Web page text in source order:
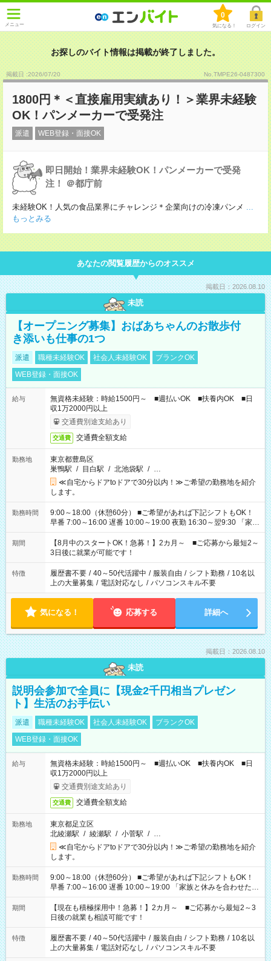
メニュー
0
気になる！ ログイン
お探しのバイト情報は掲載が終了しました。
掲載日 :2026/07/20 No.TMPE26-0487300
1800円＊＜直接雇用実績あり！＞業界未経験
OK！パンメーカーで受発注
派遣 WEB登録・面接OK
即日開始！業界未経験OK！パンメーカーで受発
注！ ＠都庁前
未経験OK！人気の食品業界にチャレンジ＊企業向けの冷凍パンメ ...
もっとみる
あなたの閲覧履歴からのオススメ
掲載日：2026.08.10
未読
【オープニング募集】おばあちゃんのお散歩付
き添いも仕事の1つ
派遣 職種未経験OK 社会人未経験OK
ブランクOK
WEB登録・面接OK
給与
無資格未経験：時給1500円～ ■週払いOK ■扶養内OK ■日
収1万2000円以上
交通費別途支給あり
交通費 交通費全額支給
勤務地
東京都豊島区
巣鴨駅 / 目白駅 / 北池袋駅 / …
≪自宅からドアtoドアで30分以内！≫ご希望の勤務地を紹介
します。
勤務時間
9:00～18:00（休憩60分） ■ご希望があれば下記シフトもOK！
早番 7:00～16:00 遅番 10:00～19:00 夜勤 16:30～翌9:30 「家族
と休みを合わせたい」 「余裕を持って夕飯の準備がしたい」
「できれば残業はしたくない」 など、ご希望を教えてください
ね。 ※Wワーク希望の方へ 今ご覧のお仕事で希望する勤務時間
と、もう1つのお仕事の勤務時間。 合計で週40時間を超える場
合は応募できません。
期間
【8月中のスタートOK！急募！】2カ月～ ■ご応募から最短2～
3日後に就業が可能です！
特徴 履歴書不要 / 40～50代活躍中 / 服装自由 / シフト勤務 / 10名以
上の大量募集 / 電話対応なし / パソコンスキル不要
気になる！ 応募する 詳細へ
掲載日：2026.08.10
未読
説明会参加で全員に【現金2千円相当プレゼン
ト】生活のお手伝い
派遣 職種未経験OK 社会人未経験OK
ブランクOK
WEB登録・面接OK
給与
無資格未経験：時給1500円～ ■週払いOK ■扶養内OK ■日
収1万2000円以上
交通費別途支給あり
交通費 交通費全額支給
勤務地
東京都足立区
北綾瀬駅 / 綾瀬駅 / 小菅駅 / …
≪自宅からドアtoドアで30分以内！≫ご希望の勤務地を紹介
します。
勤務時間
9:00～18:00（休憩60分） ■ご希望があれば下記シフトもOK！
早番 7:00～16:00 遅番 10:00～19:00 「家族と休みを合わせた
い」 「余裕を持って夕飯の準備がしたい」 「できれば残業はし
たくない」 など、ご希望を教えてくださいね。 ※Wワーク希望
の方へ 今ご覧のお仕事で希望する勤務時間と、もう1つのお仕事
の勤務時間。 合計で週40時間を超える場合は応募できません。
期間
【現在も積極採用中！急募！】2カ月～ ■ご応募から最短2～3
日後の就業も相談可能です！
特徴 履歴書不要 / 40～50代活躍中 / 服装自由 / シフト勤務 / 10名以
上の大量募集 / 電話対応なし / パソコンスキル不要